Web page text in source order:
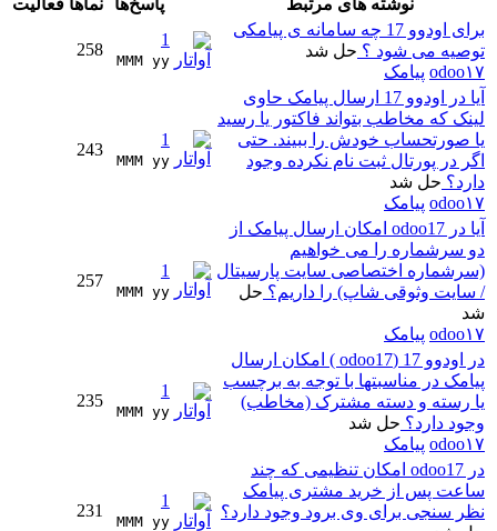
نوشته های مرتبط
پاسخ‌ها نماها فعالیت
برای اودوو 17 چه سامانه ی پیامکی
توصیه می شود ؟ حل شد
odoo۱۷ پیامک
1
MMM yy
258
آیا در اودوو 17 ارسال پیامک حاوی
لینک که مخاطب بتواند فاکتور یا رسید
یا صورتحساب خودش را ببیند. حتی
اگر در پورتال ثبت نام نکرده وجود
دارد؟ حل شد
odoo۱۷ پیامک
1
MMM yy
243
آیا در odoo17 امکان ارسال پیامک از
دو سرشماره را می خواهیم
(سرشماره اختصاصی سایت پارسیتال
/ سایت وثوقی شاپ) را داریم؟ حل
شد
odoo۱۷ پیامک
1
MMM yy
257
در اودوو 17 (odoo17 ) امکان ارسال
پیامک در مناسبتها با توجه به برچسب
یا رسته و دسته مشترک (مخاطب)
وجود دارد؟ حل شد
odoo۱۷ پیامک
1
MMM yy
235
در odoo17 امکان تنظیمی که چند
ساعت پس از خرید مشتری پیامک
نظر سنجی برای وی برود وجود دارد؟
1
MMM yy
231